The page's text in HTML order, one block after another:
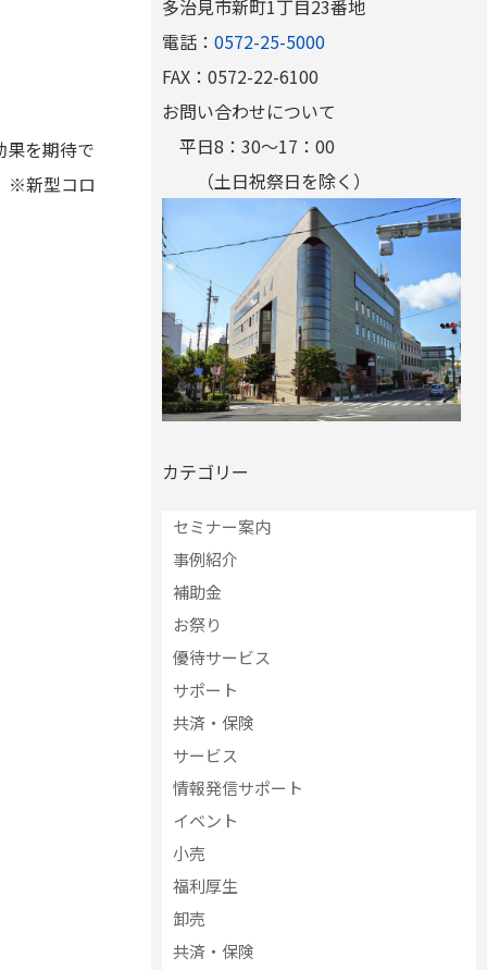
果を期待で
※新型コロ
多治見市新町1丁目23番地
電話： 0572-25-5000
FAX：0572-22-6100
お問い合わせについて
平日8：30～17：00
（土日祝祭日を除く）
カテゴリー
セミナー案内
事例紹介
補助金
お祭り
優待サービス
サポート
共済・保険
サービス
情報発信サポート
イベント
小売
福利厚生
卸売
共済・保険